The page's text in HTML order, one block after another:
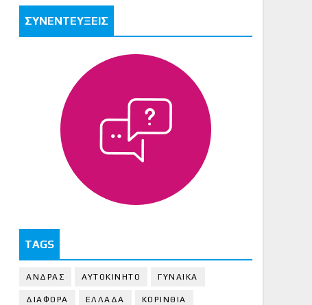
ΣΥΝΕΝΤΕΥΞΕΙΣ
TAGS
ΑΝΔΡΑΣ ΑΥΤΟΚΙΝΗΤΟ ΓΥΝΑΙΚΑ
ΔΙΑΦΟΡΑ ΕΛΛΑΔΑ ΚΟΡΙΝΘΙΑ